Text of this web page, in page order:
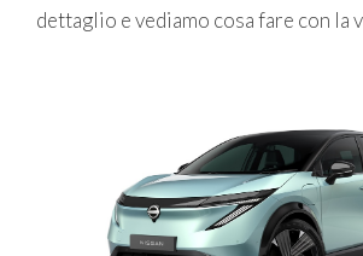
dettaglio e vediamo cosa fare con la